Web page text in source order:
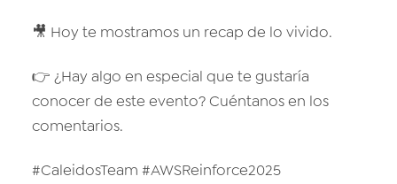
🎥 Hoy te mostramos un recap de lo vivido.
👉 ¿Hay algo en especial que te gustaría
conocer de este evento? Cuéntanos en los
comentarios.
#CaleidosTeam #AWSReinforce2025